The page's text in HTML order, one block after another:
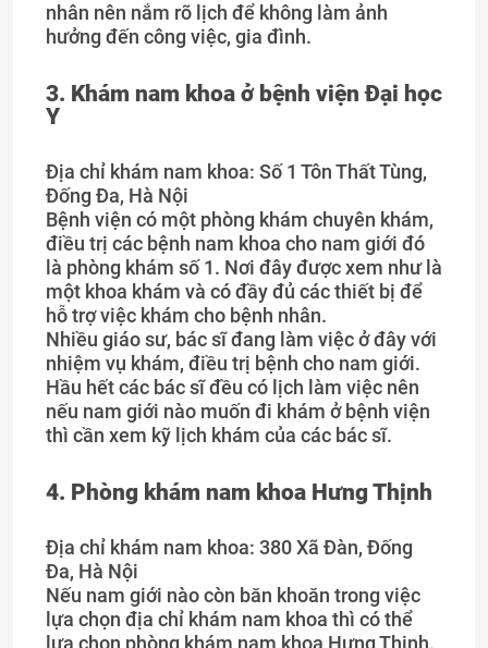
nhân nên nắm rõ lịch để không làm ảnh
hưởng đến công việc, gia đình.
3. Khám nam khoa ở bệnh viện Đại học
Y
Địa chỉ khám nam khoa: Số 1 Tôn Thất Tùng,
Đống Đa, Hà Nội
Bệnh viện có một phòng khám chuyên khám,
điều trị các bệnh nam khoa cho nam giới đó
là phòng khám số 1. Nơi đây được xem như là
một khoa khám và có đầy đủ các thiết bị để
hỗ trợ việc khám cho bệnh nhân.
Nhiều giáo sư, bác sĩ đang làm việc ở đây với
nhiệm vụ khám, điều trị bệnh cho nam giới.
Hầu hết các bác sĩ đều có lịch làm việc nên
nếu nam giới nào muốn đi khám ở bệnh viện
thì cần xem kỹ lịch khám của các bác sĩ.
4. Phòng khám nam khoa Hưng Thịnh
Địa chỉ khám nam khoa: 380 Xã Đàn, Đống
Đa, Hà Nội
Nếu nam giới nào còn băn khoăn trong việc
lựa chọn địa chỉ khám nam khoa thì có thể
lựa chọn phòng khám nam khoa Hưng Thịnh.